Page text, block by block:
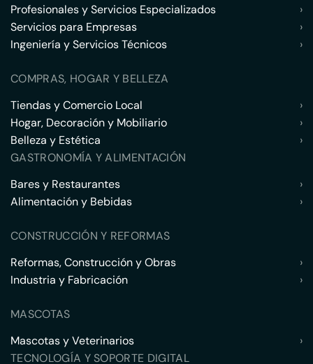
Profesionales y Servicios Especializados
›
Servicios para Empresas
›
Ingeniería y Servicios Técnicos
›
COMPRAS, HOGAR Y BELLEZA
Tiendas y Comercio Local
›
Hogar, Decoración y Mobiliario
›
Belleza y Estética
›
GASTRONOMÍA Y ALIMENTACIÓN
Bares y Restaurantes
›
Alimentación y Bebidas
›
CONSTRUCCIÓN Y REFORMAS
Reformas, Construcción y Obras
›
Industria y Fabricación
›
MASCOTAS
Mascotas y Veterinarios
›
TECNOLOGÍA Y SOPORTE DIGITAL